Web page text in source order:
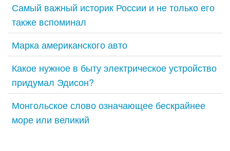
Самый важный историк России и не только его
также вспоминал
Марка американского авто
Какое нужное в быту электрическое устройство
придумал Эдисон?
Монгольское слово означающее бескрайнее
море или великий